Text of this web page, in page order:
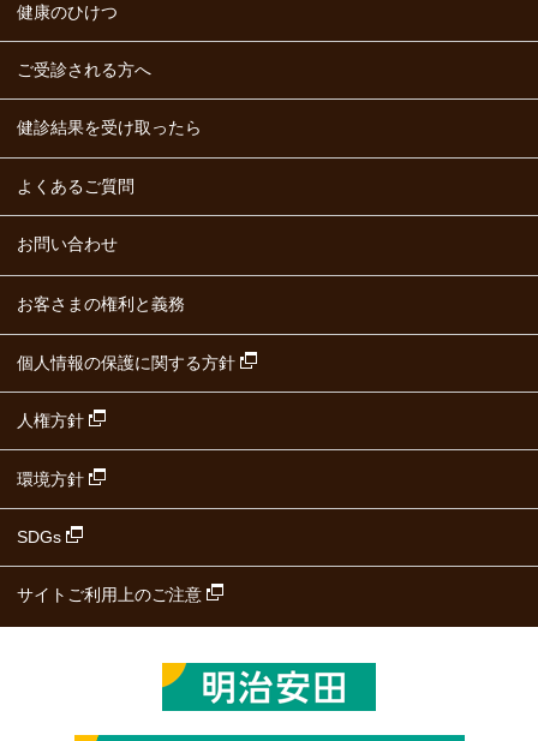
3. 情報の取得方法
主に健診などへの申込書・問診・アンケー
ト等により、お客さまに関する情報を取得い
たします。また、キャンペーン等の実施によ
だく場合があります。お客さまの情報の取得
にあたっては、個人情報の保護に関する法
に照らし、適正な方法で行なうこととしま
す。
なお、特定個人情報等については、所定の
申告書等により取得いたします。
4. 情報の利用目的
す。
調査研究結果の維持管理、健診結果
健診結果報告書の送付・各種健康情報の
健康のひけつ
ご受診される方へ
健診結果を受け取ったら
よくあるご質問
お問い合わせ
お客さまの権利と義務
個人情報の保護に関する方針
人権方針
環境方針
SDGs
サイトご利用上のご注意